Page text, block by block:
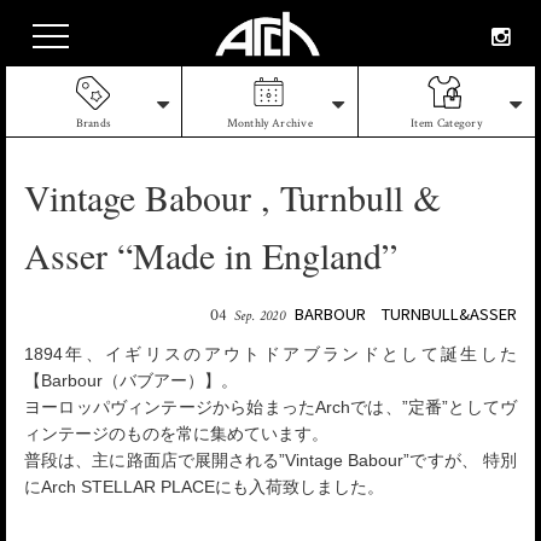
Brands Monthly Archive Item Category
Vintage Babour , Turnbull &
Asser “Made in England”
04 Sep. 2020 BARBOUR TURNBULL&ASSER
1894年、イギリスのアウトドアブランドとして誕生した
【Barbour（バブアー）】。
ヨーロッパヴィンテージから始まったArchでは、”定番”としてヴ
ィンテージのものを常に集めています。
普段は、主に路面店で展開される”Vintage Babour”ですが、 特別
にArch STELLAR PLACEにも入荷致しました。